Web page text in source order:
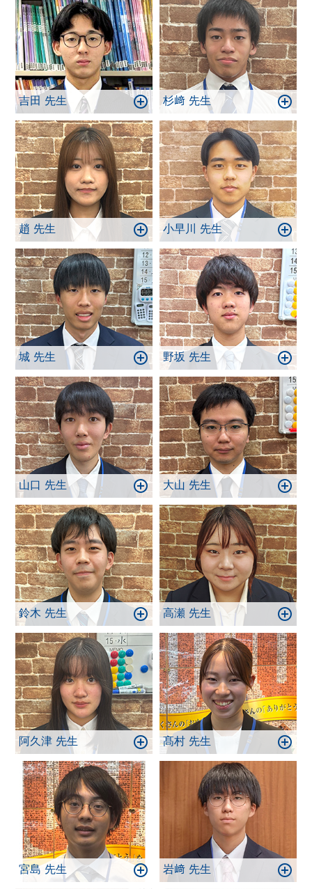
吉田 先生 杉﨑 先生
趙 先生 小早川 先生
城 先生 野坂 先生
山口 先生 大山 先生
鈴木 先生 高瀬 先生
阿久津 先生 髙村 先生
宮島 先生 岩﨑 先生